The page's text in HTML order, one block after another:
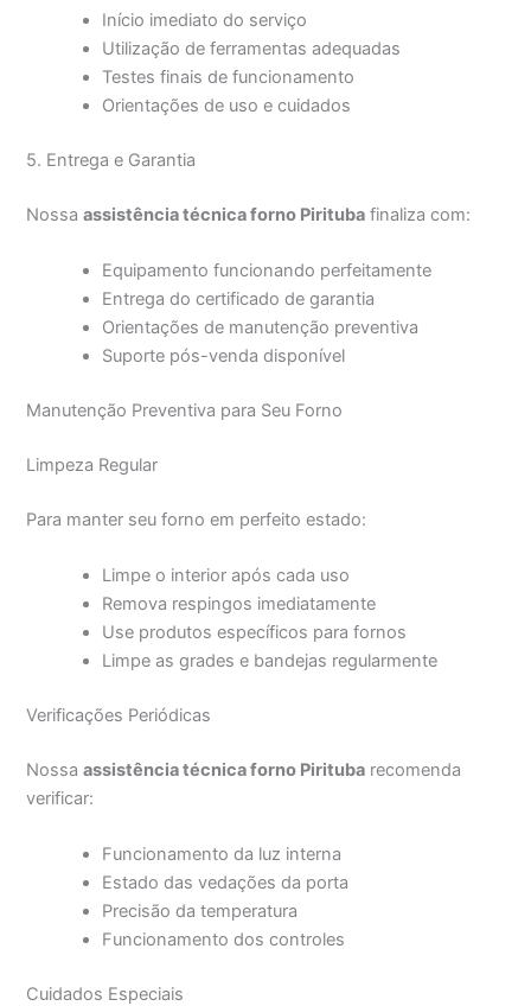
Início imediato do serviço
Utilização de ferramentas adequadas
Testes finais de funcionamento
Orientações de uso e cuidados
5. Entrega e Garantia
Nossaassistência técnica forno Pirituba finaliza com:
Equipamento funcionando perfeitamente
Entrega do certificado de garantia
Orientações de manutenção preventiva
Suporte pós-venda disponível
Manutenção Preventiva para Seu Forno
Limpeza Regular
Para manter seu forno em perfeito estado:
Limpe o interior após cada uso
Remova respingos imediatamente
Use produtos específicos para fornos
Limpe as grades e bandejas regularmente
Verificações Periódicas
Nossaassistência técnica forno Pirituba recomenda
verificar:
Funcionamento da luz interna
Estado das vedações da porta
Precisão da temperatura
Funcionamento dos controles
Cuidados Especiais